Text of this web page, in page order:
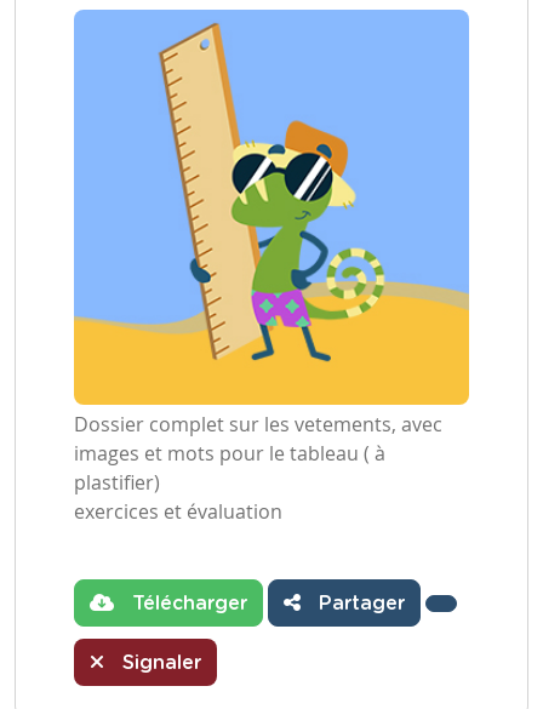
Dossier complet sur les vetements, avec
images et mots pour le tableau ( à
plastifier)
exercices et évaluation
Télécharger Partager
Signaler